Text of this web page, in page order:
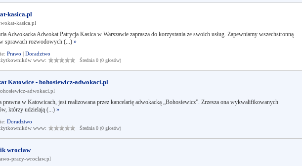
kasica.pl
kasica.pl
Adwokacka Adwokat Patrycja Kasica w Warszawie zaprasza do korzystania ze swoich usług. Zapewniamy wszechstronną
sprawach rozwodowych (...) »
Prawo | Doradztwo
www:
Średnia 0 (0 głosów)
Katowice - bohosiewicz-adwokaci.pl
adwokaci.pl
prawna w Katowicach, jest realizowana przez kancelarię adwokacką „Bohosiewicz”. Zrzesza ona wykwalifikowanych
którzy udzielają (...) »
Doradztwo
www:
Średnia 0 (0 głosów)
wrocław
pracy-wroclaw.pl